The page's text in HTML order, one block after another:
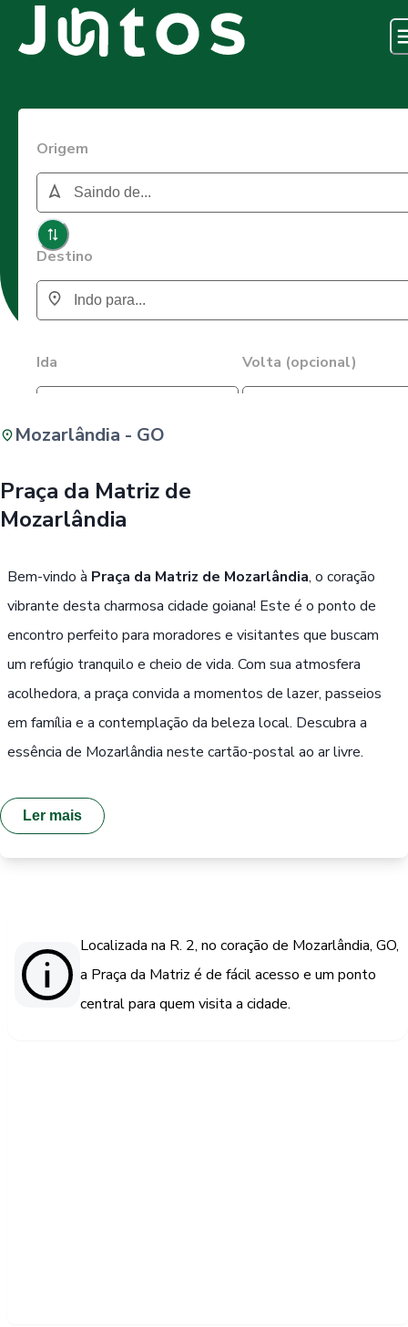
Origem
Destino
Ida Volta (opcional)
Mozarlândia - GO
Praça da Matriz de
Mozarlândia
Bem-vindo à Praça da Matriz de Mozarlândia, o coração
vibrante desta charmosa cidade goiana! Este é o ponto de
encontro perfeito para moradores e visitantes que buscam
um refúgio tranquilo e cheio de vida. Com sua atmosfera
acolhedora, a praça convida a momentos de lazer, passeios
em família e a contemplação da beleza local. Descubra a
essência de Mozarlândia neste cartão-postal ao ar livre.
Ler mais
Localizada na R. 2, no coração de Mozarlândia, GO,
a Praça da Matriz é de fácil acesso e um ponto
central para quem visita a cidade.